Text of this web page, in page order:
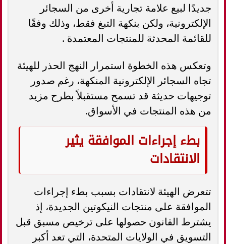
جديدًا لبيع علامة تجارية أخرى من السجائر
الإلكترونية، ولكن بنكهة التبغ فقط، وذلك وفقًا
للقائمة المحدثة للمنتجات المعتمدة .
وتعكس هذه الخطوة استمرار النهج الحذر للهيئة
تجاه السجائر الإلكترونية المنكهة، رغم صدور
توجيهات حديثة قد تسمح مستقبلاً بطرح مزيد
من هذه المنتجات في الأسواق.
بطء إجراءات الموافقة يثير
الانتقادات
تتعرض الهيئة لانتقادات بسبب بطء إجراءات
الموافقة على منتجات النيكوتين الجديدة، إذ
يشترط القانون حصولها على ترخيص مسبق قبل
التسويق في الولايات المتحدة، التي تعد أكبر